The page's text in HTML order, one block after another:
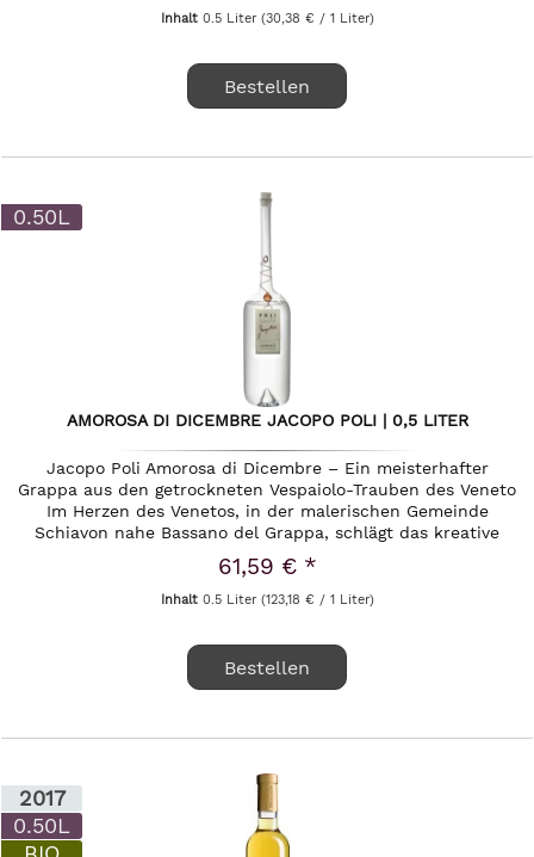
Inhalt 0.5 Liter (30,38 € / 1 Liter)
Bestellen
0.50L
AMOROSA DI DICEMBRE JACOPO POLI | 0,5 LITER
Jacopo Poli Amorosa di Dicembre – Ein meisterhafter
Grappa aus den getrockneten Vespaiolo-Trauben des Veneto
Im Herzen des Venetos, in der malerischen Gemeinde
Schiavon nahe Bassano del Grappa, schlägt das kreative
Herz einer der...
61,59 € *
Inhalt 0.5 Liter (123,18 € / 1 Liter)
Bestellen
2017
0.50L